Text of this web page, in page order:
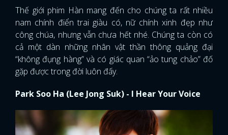
Thế giới phim Hàn mang đến cho chúng ta rất nhiều
nam chính điển trai giàu có, nữ chính xinh đẹp như
công chúa, nhưng vẫn chưa hết nhé. Chúng ta còn có
cả một dàn những nhân vật thần thông quảng đại
“không đụng hàng” và có giác quan “ảo tung chảo” đố
gặp được trong đời luôn đấy.
Park Soo Ha (Lee Jong Suk) - I Hear Your Voice